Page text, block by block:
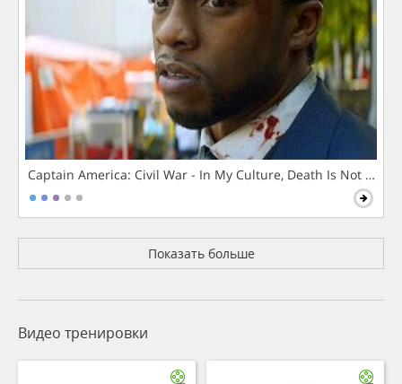
Captain America: Civil War - In My Culture, Death Is Not The
Показать больше
Видео тренировки